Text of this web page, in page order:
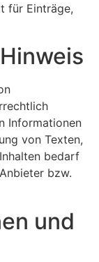
für Einträge,
Informationen
von Texten,
bedarf
bzw.
und